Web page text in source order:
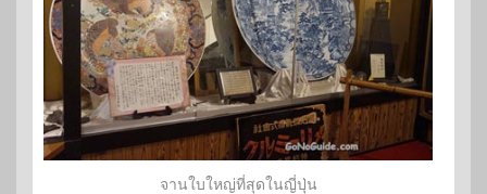
จานใบใหญ่ที่สุดในญี่ปุ่น